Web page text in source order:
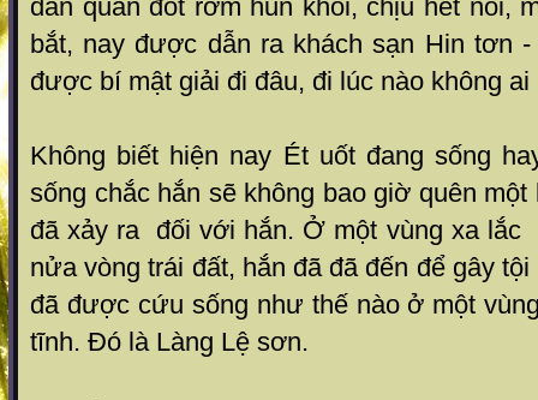
dân quân đốt rơm hun khói, chịu hết nổi,
bắt, nay được dẫn ra khách sạn Hin tơn
được bí mật giải đi đâu, đi lúc nào không ai
Không biết hiện nay Ét uốt đang sống
sống chắc hắn sẽ không bao giờ quên một
đã xảy ra đối với hắn. Ở một vùng xa
nửa vòng trái đất, hắn đã đã đến để gây
đã được cứu sống như thế nào ở một
tĩnh. Đó là Làng Lệ sơn.